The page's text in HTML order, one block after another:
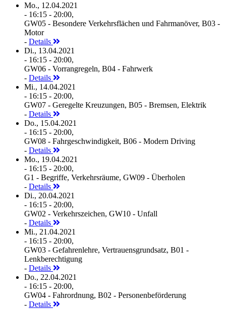
Mo., 12.04.2021
- 16:15 - 20:00,
GW05 - Besondere Verkehrsflächen und Fahrmanöver, B03 -
Motor
- Details
Di., 13.04.2021
- 16:15 - 20:00,
GW06 - Vorrangregeln, B04 - Fahrwerk
- Details
Mi., 14.04.2021
- 16:15 - 20:00,
GW07 - Geregelte Kreuzungen, B05 - Bremsen, Elektrik
- Details
Do., 15.04.2021
- 16:15 - 20:00,
GW08 - Fahrgeschwindigkeit, B06 - Modern Driving
- Details
Mo., 19.04.2021
- 16:15 - 20:00,
G1 - Begriffe, Verkehrsräume, GW09 - Überholen
- Details
Di., 20.04.2021
- 16:15 - 20:00,
GW02 - Verkehrszeichen, GW10 - Unfall
- Details
Mi., 21.04.2021
- 16:15 - 20:00,
GW03 - Gefahrenlehre, Vertrauensgrundsatz, B01 -
Lenkberechtigung
- Details
Do., 22.04.2021
- 16:15 - 20:00,
GW04 - Fahrordnung, B02 - Personenbeförderung
- Details